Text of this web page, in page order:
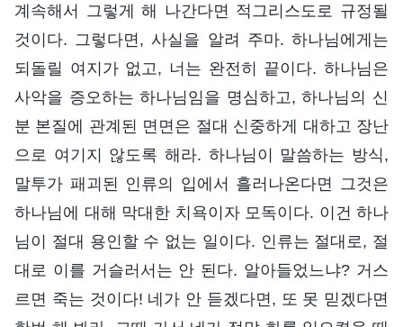
계속해서 그렇게 해 나간다면 적그리스도로 규정될
것이다. 그렇다면, 사실을 알려 주마. 하나님에게는
되돌릴 여지가 없고, 너는 완전히 끝이다. 하나님은
사악을 증오하는 하나님임을 명심하고, 하나님의 신
분 본질에 관계된 면면은 절대 신중하게 대하고 장난
으로 여기지 않도록 해라. 하나님이 말씀하는 방식,
말투가 패괴된 인류의 입에서 흘러나온다면 그것은
하나님에 대해 막대한 치욕이자 모독이다. 이건 하나
님이 절대 용인할 수 없는 일이다. 인류는 절대로, 절
대로 이를 거슬러서는 안 된다. 알아들었느냐? 거스
르면 죽는 것이다! 네가 안 듣겠다면, 또 못 믿겠다면